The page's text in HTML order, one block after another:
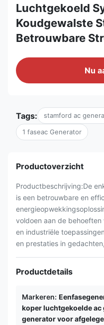
Luchtgekoeld
Koudgewalste
Betrouwbare
Nu
Tags: stamford ac
1 faseac Generator
Productoverzicht
Productbeschrijving:De
is een betrouwbare en
voldoen aan de
en industriële
en prestaties in
Productdetails
Markeren:
koper luchtgekoelde ac
generator voor